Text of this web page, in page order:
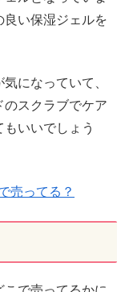
い保湿ジェルを
になっていて、
スクラブでケア
いいでしょう
売ってる？